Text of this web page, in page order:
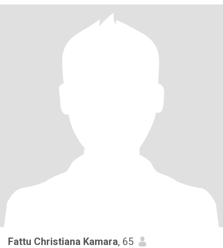
Fattu Christiana Kamara, 65